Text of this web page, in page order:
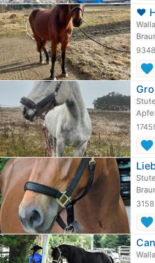
favorite
Stute
favorite
Stute
favorite